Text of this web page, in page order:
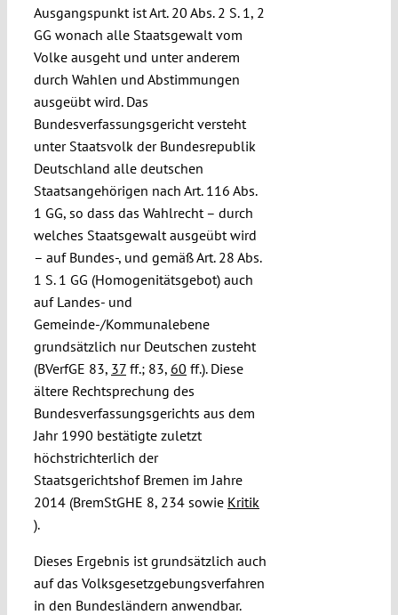
Ausgangspunkt ist Art. 20 Abs. 2 S. 1, 2
GG wonach alle Staatsgewalt vom
Volke ausgeht und unter anderem
durch Wahlen und Abstimmungen
ausgeübt wird. Das
Bundesverfassungsgericht versteht
unter Staatsvolk der Bundesrepublik
Deutschland alle deutschen
Staatsangehörigen nach Art. 116 Abs.
1 GG, so dass das Wahlrecht – durch
welches Staatsgewalt ausgeübt wird
– auf Bundes-, und gemäß Art. 28 Abs.
1 S. 1 GG (Homogenitätsgebot) auch
auf Landes- und
Gemeinde-/Kommunalebene
grundsätzlich nur Deutschen zusteht
(BVerfGE 83, 37ff.; 83, 60 ff.). Diese
ältere Rechtsprechung des
Bundesverfassungsgerichts aus dem
Jahr 1990 bestätigte zuletzt
höchstrichterlich der
Staatsgerichtshof Bremen im Jahre
2014 (BremStGHE 8, 234 sowie Kritik
).
Dieses Ergebnis ist grundsätzlich auch
auf das Volksgesetzgebungsverfahren
in den Bundesländern anwendbar.